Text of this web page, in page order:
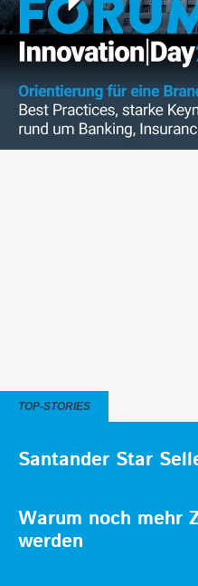
TOP-STORIES
Santander Star
Warum noch mehr
werden